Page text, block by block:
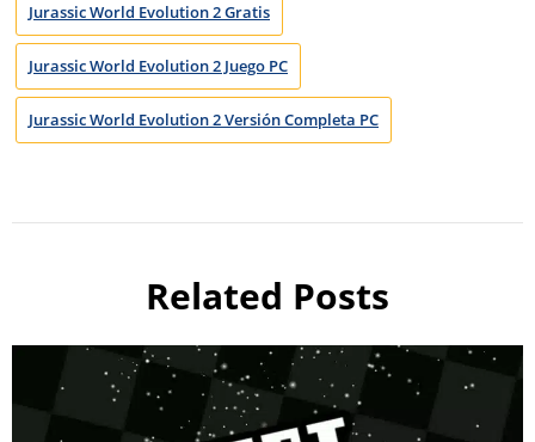
Jurassic World Evolution 2 Gratis
Jurassic World Evolution 2 Juego PC
Jurassic World Evolution 2 Versión Completa PC
Related Posts